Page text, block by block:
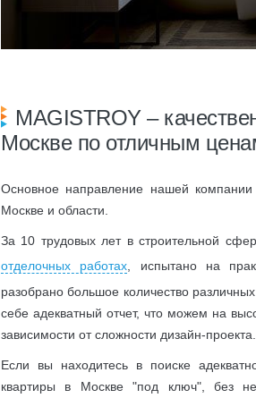
MAGISTROY –
Москве по отличным
Основное направление нашей компании
Москве и области.
За 10 трудовых лет в строительной
отделочных работах , испытано на
разобрано большое количество
себе адекватный отчет, что можем на
зависимости от сложности дизайн-проекта.
Если вы находитесь в поиске
квартиры в Москве "под ключ", без